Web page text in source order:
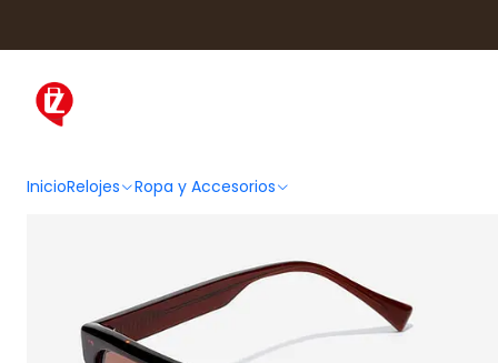
InicioRelojes Ropa y Accesorios